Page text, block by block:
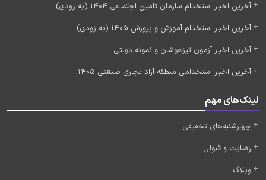
آخرین اخبار استخدام سازمان تامین اجتماعی 1404 (به زودی)
آخرین اخبار استخدام آموزش و پرورش 1405 (به زودی)
آخرین اخبار آزمون تیزهوشان و نمونه دولتی
آخرین اخبار استخدامی منطقه آزاد تجاری صنعتی 1405
لینک‌های مهم
چهارشنبه‌های تخفیفی
رضایت و قبولی
وبلاگ